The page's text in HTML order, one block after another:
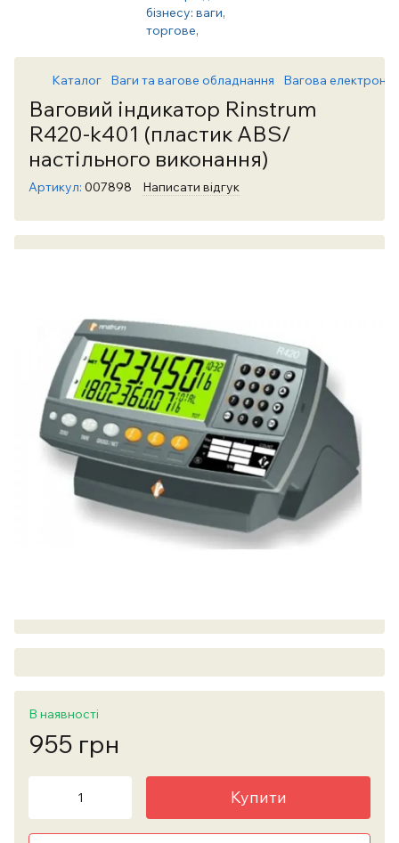
Каталог Ваги та вагове обладнання Вагова
Ваговий індикатор Rinstrum
R420-k401 (пластик ABS/
настільного виконання)
Артикул: 007898 Написати відгук
В наявності
955 грн
Купити